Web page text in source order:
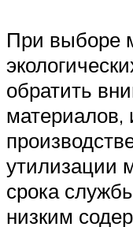
При выборе
обратить
материалов,
утилизации
срока
низким